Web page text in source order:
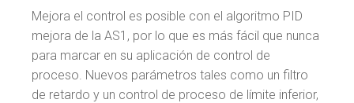
Mejora el control es posible con el algoritmo PID
mejora de la AS1, por lo que es más fácil que nunca
para marcar en su aplicación de control de
proceso. Nuevos parámetros tales como un filtro
de retardo y un control de proceso de límite inferior,